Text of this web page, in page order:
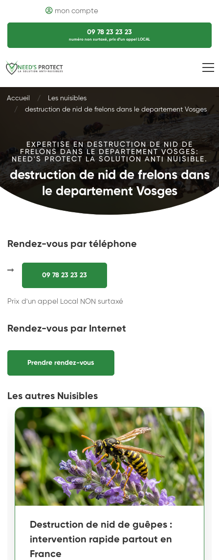
mon compte
09 78 23 23 23
numéro non surtaxé, prix d’un appel LOCAL
Accueil
Les nuisibles
destruction de nid de frelons dans le departement Vosges
EXPERTISE EN DESTRUCTION DE NID DE
FRELONS DANS LE DEPARTEMENT VOSGES:
NEED'S PROTECT LA SOLUTION ANTI NUISIBLE.
destruction de nid de frelons dans
le departement Vosges
Rendez-vous par téléphone
09 78 23 23 23
Prix d'un appel Local NON surtaxé
Rendez-vous par Internet
Prendre rendez-vous
Les autres Nuisibles
Destruction de nid de guêpes :
intervention rapide partout en
France